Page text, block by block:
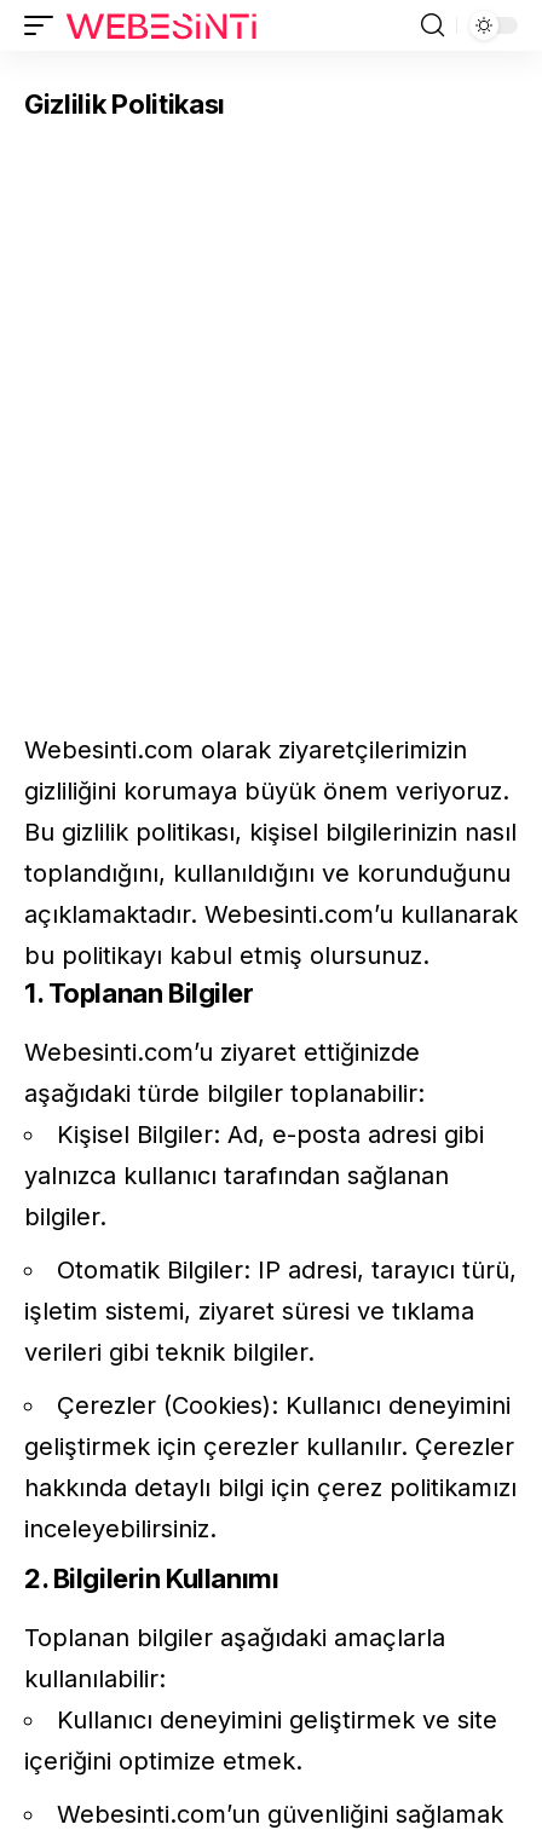
Gizlilik Politikası
Webesinti.com olarak ziyaretçilerimizin
gizliliğini korumaya büyük önem veriyoruz.
Bu gizlilik politikası, kişisel bilgilerinizin nasıl
toplandığını, kullanıldığını ve korunduğunu
açıklamaktadır. Webesinti.com’u kullanarak
bu politikayı kabul etmiş olursunuz.
1. Toplanan Bilgiler
Webesinti.com’u ziyaret ettiğinizde
aşağıdaki türde bilgiler toplanabilir:
Kişisel Bilgiler: Ad, e-posta adresi gibi
yalnızca kullanıcı tarafından sağlanan
bilgiler.
Otomatik Bilgiler: IP adresi, tarayıcı türü,
işletim sistemi, ziyaret süresi ve tıklama
verileri gibi teknik bilgiler.
Çerezler (Cookies): Kullanıcı deneyimini
geliştirmek için çerezler kullanılır. Çerezler
hakkında detaylı bilgi için çerez politikamızı
inceleyebilirsiniz.
2. Bilgilerin Kullanımı
Toplanan bilgiler aşağıdaki amaçlarla
kullanılabilir:
Kullanıcı deneyimini geliştirmek ve site
içeriğini optimize etmek.
Webesinti.com’un güvenliğini sağlamak